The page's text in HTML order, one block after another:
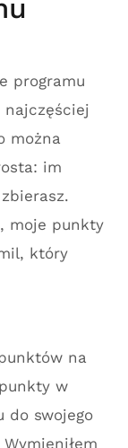
programu
najczęściej
można
im
moje punkty
który
na
w
do swojego